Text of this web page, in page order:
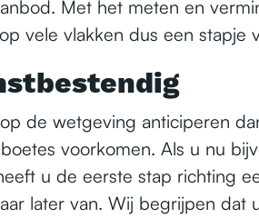
Met het meten en
vele vlakken dus een stapje
de wetgeving anticiperen
voorkomen. Als u nu
u de eerste stap richting
later van. Wij begrijpen dat